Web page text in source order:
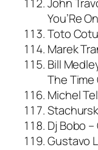
You’Re
Toto
Marek
Bill
The Time
Michel
Dj Bobo
Gustavo